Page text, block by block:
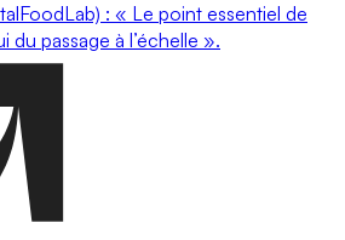
: « Le point essentiel de
du passage à l’échelle ».